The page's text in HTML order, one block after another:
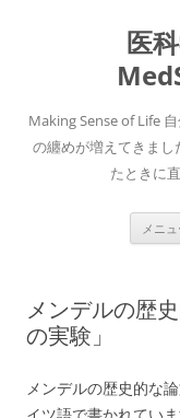
医
Making Sense of Life
の纏めが増えてきま
たときに
メニ
メンデルの歴
の実験」
メンデルの歴史的な